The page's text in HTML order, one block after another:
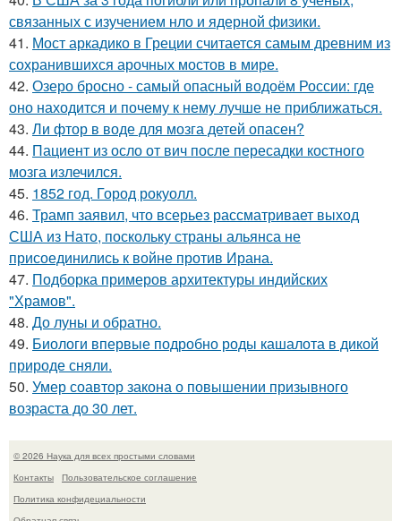
связанных с изучением нло и ядерной физики.
41. Мост аркадико в Греции считается самым древним из
сохранившихся арочных мостов в мире.
42. Озеро бросно - самый опасный водоём России: где
оно находится и почему к нему лучше не приближаться.
43. Ли фтор в воде для мозга детей опасен?
44. Пациент из осло от вич после пересадки костного
мозга излечился.
45. 1852 год. Город рокуолл.
46. Трамп заявил, что всерьез рассматривает выход
США из Нато, поскольку страны альянса не
присоединились к войне против Ирана.
47. Подборка примеров архитектуры индийских
"Храмов".
48. До луны и обратно.
49. Биологи впервые подробно роды кашалота в дикой
природе сняли.
50. Умер соавтор закона о повышении призывного
возраста до 30 лет.
© 2026 Наука для всех простыми словами
Контакты
Пользовательское соглашение
Политика конфидециальности